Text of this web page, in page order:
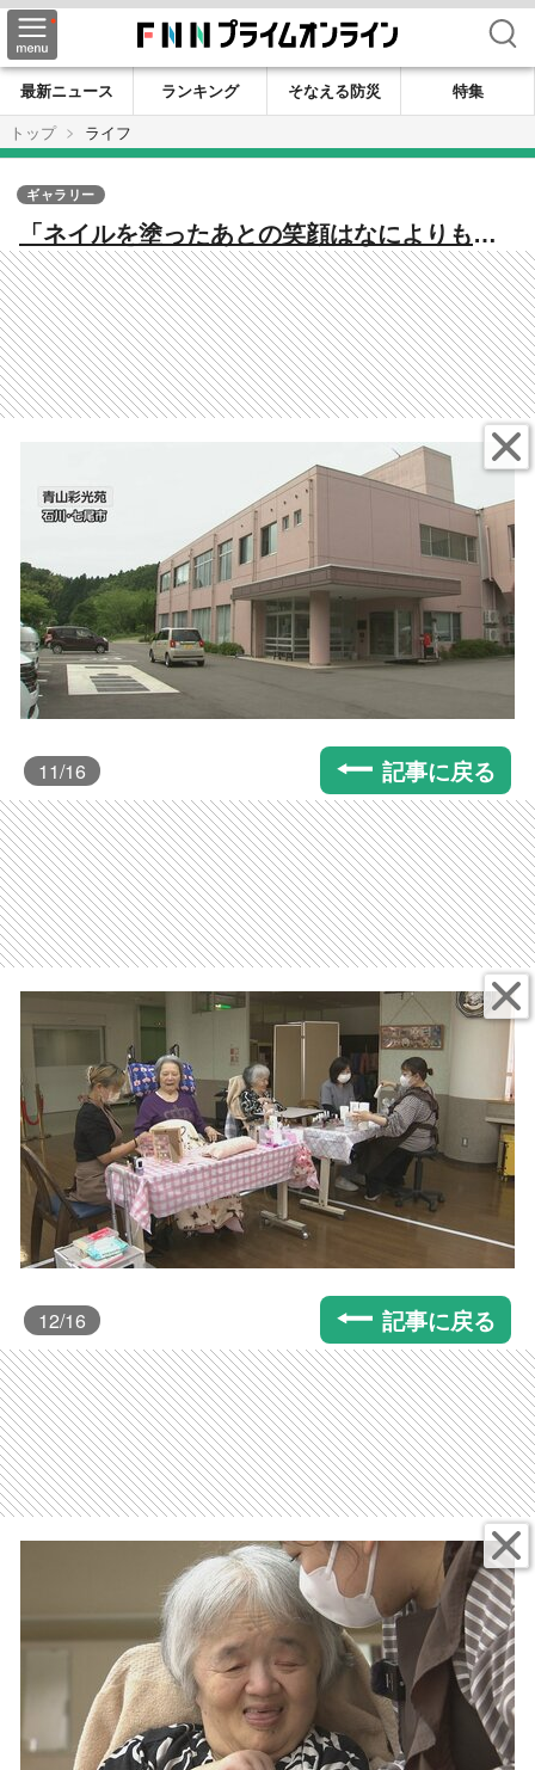
検索
最新ニュース ランキング そなえる防災
特集
トップ
ライフ
「ネイルを塗ったあとの笑顔はなによりもご
褒美」 能登に2年半通い続ける福祉ネイリス
トの指先に込める思い
ギャラリー
11/16 記事に戻る
12/16 記事に戻る